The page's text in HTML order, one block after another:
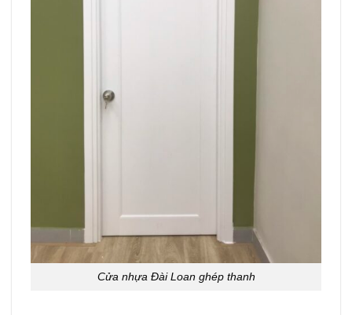
Cửa nhựa Đài Loan ghép thanh